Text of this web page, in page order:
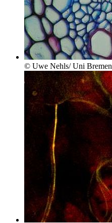
© Uwe Nehls/ Uni Bremen